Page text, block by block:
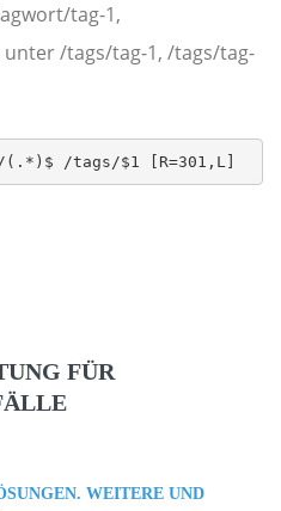
tag-1,
/tags/tag-1, /tags/tag-
(.*)$ /tags/$1 [R=301,L]
FÜR
WEITERE UND